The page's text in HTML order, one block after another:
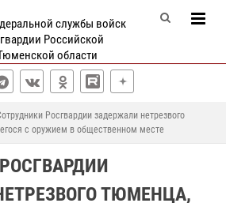
службы войск
Российской
области
Росгвардии задержали нетрезвого
с оружием в общественном месте
ТЮМЕНЦА,